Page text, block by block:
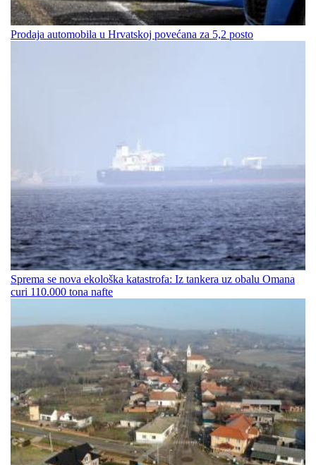
Prodaja automobila u Hrvatskoj povećana za 5,2 posto
Sprema se nova ekološka katastrofa: Iz tankera uz obalu Omana
curi 110.000 tona nafte